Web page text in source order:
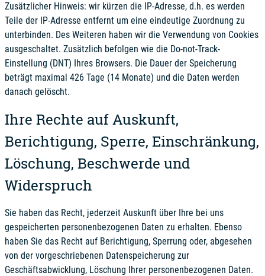
Zusätzlicher Hinweis: wir kürzen die IP-Adresse, d.h. es werden
Teile der IP-Adresse entfernt um eine eindeutige Zuordnung zu
unterbinden. Des Weiteren haben wir die Verwendung von Cookies
ausgeschaltet. Zusätzlich befolgen wie die Do-not-Track-
Einstellung (DNT) Ihres Browsers. Die Dauer der Speicherung
beträgt maximal 426 Tage (14 Monate) und die Daten werden
danach gelöscht.
Ihre Rechte auf Auskunft,
Berichtigung, Sperre, Einschränkung,
Löschung, Beschwerde und
Widerspruch
Sie haben das Recht, jederzeit Auskunft über Ihre bei uns
gespeicherten personenbezogenen Daten zu erhalten. Ebenso
haben Sie das Recht auf Berichtigung, Sperrung oder, abgesehen
von der vorgeschriebenen Datenspeicherung zur
Geschäftsabwicklung, Löschung Ihrer personenbezogenen Daten.